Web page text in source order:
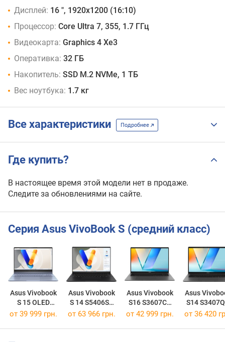
Дисплей: 16 ", 1920x1200 (16:10)
Процессор: Core Ultra 7, 355, 1.7 ГГц
Видеокарта: Graphics 4 Xe3
Оперативка: 32 ГБ
Накопитель: SSD M.2 NVMe, 1 ТБ
Вес ноутбука: 1.7 кг
Все характеристики Подробнее
Где купить?
В настоящее время этой модели нет в продаже.
Следите за обновлениями на сайте.
Серия Asus VivoBook S (средний класс)
Asus Vivobook
S 15 OLED
S5506MA
Asus Vivobook
S 14 S5406SA
[S5406SA-WH79]
Asus Vivobook
S16 S3607CA
[S3607CA-RP011]
Asus
S14
[S3407QA-
от 39 999 грн. от 63 966 грн. от 42 999 грн. от 36 420